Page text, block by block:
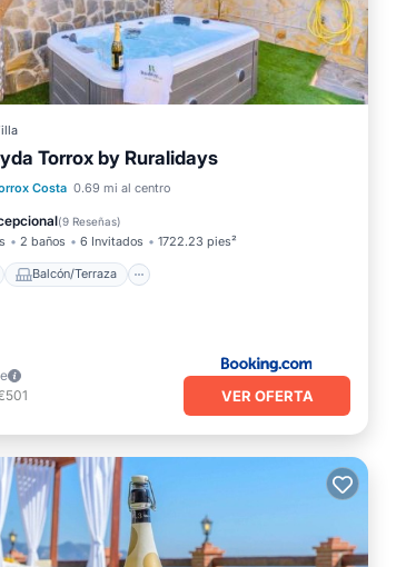
Torrox by Ruralidays
Costa 0.69 mi al centro
(9 Reseñas)
2 baños 6 Invitados 1722.23 pies²
Balcón/Terraza
Piscina
Balcón/Terraza
Aparcamiento
VER OFERTA